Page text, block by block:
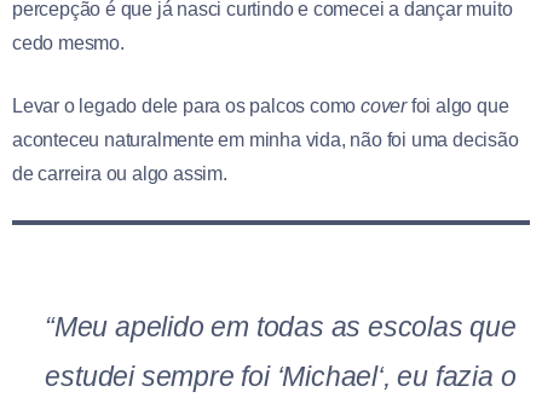
percepção é que já nasci curtindo e comecei a dançar muito
cedo mesmo.
Levar o legado dele para os palcos como coverfoi algo que
aconteceu naturalmente em minha vida, não foi uma decisão
de carreira ou algo assim.
“Meu apelido em todas as escolas que
estudei sempre foi‘Michael‘, eu fazia o